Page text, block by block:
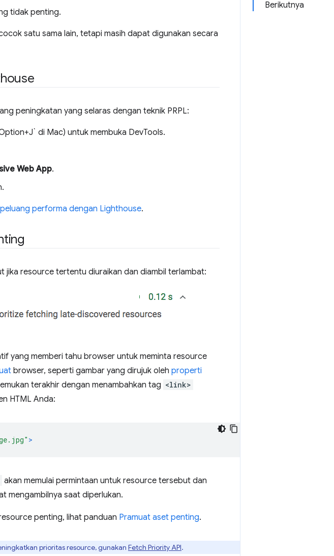
Berikutnya
tidak penting.
satu sama lain, tetapi masih dapat digunakan secara
peningkatan yang selaras dengan teknik PRPL:
di Mac) untuk membuka DevTools.
Web App.
performa dengan Lighthouse.
jika resource tertentu diuraikan dan diambil terlambat:
yang memberi tahu browser untuk meminta resource
browser, seperti gambar yang dirujuk oleh properti
terakhir dengan menambahkan tag <link>
HTML Anda:
>
akan memulai permintaan untuk resource tersebut dan
mengambilnya saat diperlukan.
penting, lihat panduan Pramuat aset penting.
prioritas resource, gunakan Fetch Priority API.